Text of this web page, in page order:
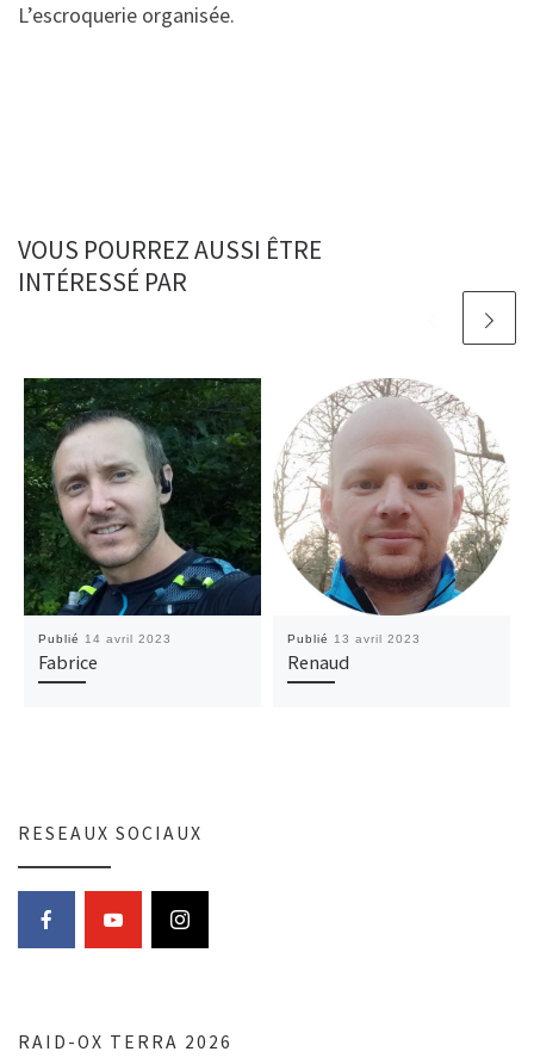
L’escroquerie organisée.
VOUS POURREZ AUSSI ÊTRE
INTÉRESSÉ PAR
Publié 14 avril 2023
Fabrice
Publié 13 avril 2023
Renaud
RESEAUX SOCIAUX
RAID-OX TERRA 2026